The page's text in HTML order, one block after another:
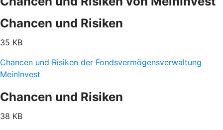
Chancen und Risiken
35 KB
Chancen und Risiken der Fondsvermögensverwaltung
MeinInvest
Chancen und Risiken
38 KB